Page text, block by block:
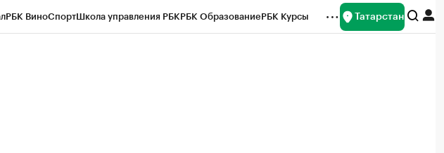
РБК ВиноСпортШкола управления РБКРБК ОбразованиеРБК Курсы Татарстан